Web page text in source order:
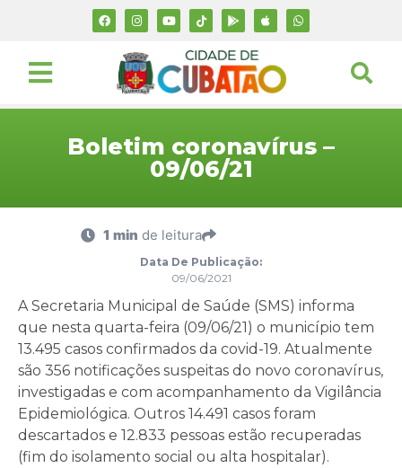
Boletim coronavírus –
09/06/21
1 min de leitura
Data De Publicação:
09/06/2021
A Secretaria Municipal de Saúde (SMS) informa
que nesta quarta-feira (09/06/21) o município tem
13.495 casos confirmados da covid-19. Atualmente
são 356 notificações suspeitas do novo coronavírus,
investigadas e com acompanhamento da Vigilância
Epidemiológica. Outros 14.491 casos foram
descartados e 12.833 pessoas estão recuperadas
(fim do isolamento social ou alta hospitalar).